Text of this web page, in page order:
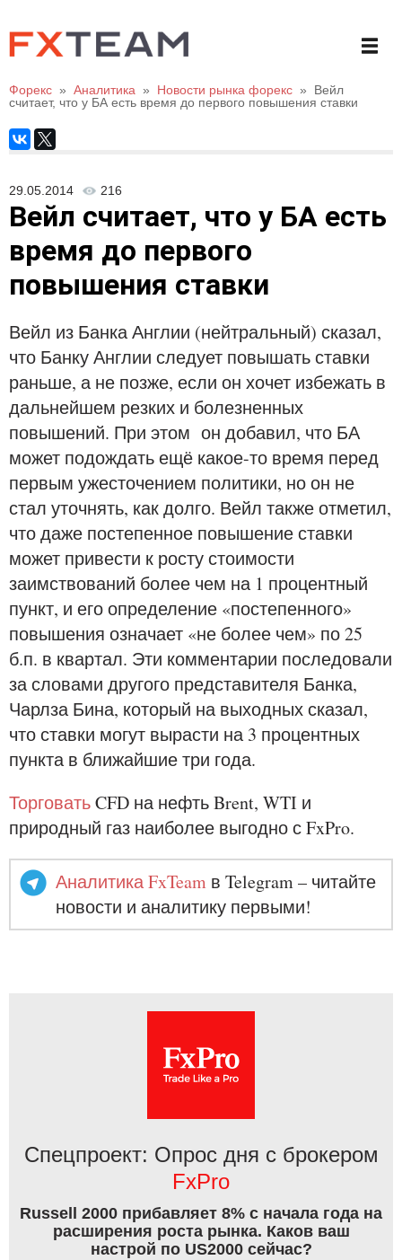
Форекс » Аналитика » Новости рынка форекс »
Вейл
считает, что у БА есть время до первого повышения ставки
29.05.2014 216
Вейл считает, что у БА есть
время до первого
повышения ставки
Вейл из Банка Англии (нейтральный) сказал,
что Банку Англии следует повышать ставки
раньше, а не позже, если он хочет избежать в
дальнейшем резких и болезненных
повышений. При этом он добавил, что БА
может подождать ещё какое-то время перед
первым ужесточением политики, но он не
стал уточнять, как долго. Вейл также отметил,
что даже постепенное повышение ставки
может привести к росту стоимости
заимствований более чем на 1 процентный
пункт, и его определение «постепенного»
повышения означает «не более чем» по 25
б.п. в квартал. Эти комментарии последовали
за словами другого представителя Банка,
Чарлза Бина, который на выходных сказал,
что ставки могут вырасти на 3 процентных
пункта в ближайшие три года.
ТорговатьCFD на нефть Brent, WTI и
природный газ наиболее выгодно с FxPro.
Аналитика FxTeam в Telegram – читайте
новости и аналитику первыми!
Спецпроект: Опрос дня с брокером
FxPro
Russell 2000 прибавляет 8% с начала года на
расширения роста рынка. Каков ваш
настрой по US2000 сейчас?